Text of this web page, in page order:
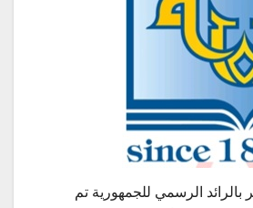
الرسمي للجمهورية تم